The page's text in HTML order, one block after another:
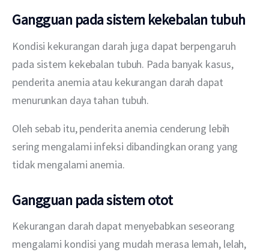
Gangguan pada sistem kekebalan tubuh
Kondisi kekurangan darah juga dapat berpengaruh
pada sistem kekebalan tubuh. Pada banyak kasus,
penderita anemia atau kekurangan darah dapat
menurunkan daya tahan tubuh.
Oleh sebab itu, penderita anemia cenderung lebih
sering mengalami infeksi dibandingkan orang yang
tidak mengalami anemia.
Gangguan pada sistem otot
Kekurangan darah dapat menyebabkan seseorang
mengalami kondisi yang mudah merasa lemah, lelah,